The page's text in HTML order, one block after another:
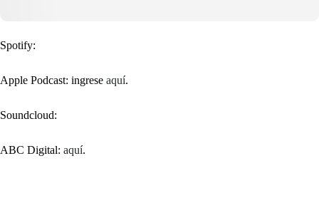
Spotify:
Apple Podcast: ingrese aquí.
Soundcloud:
ABC Digital: aquí.